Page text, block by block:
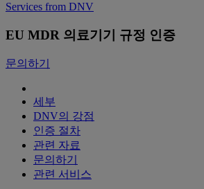
Services from DNV
EU MDR 의료기기 규정 인증
문의하기
세부
DNV의 강점
인증 절차
관련 자료
문의하기
관련 서비스